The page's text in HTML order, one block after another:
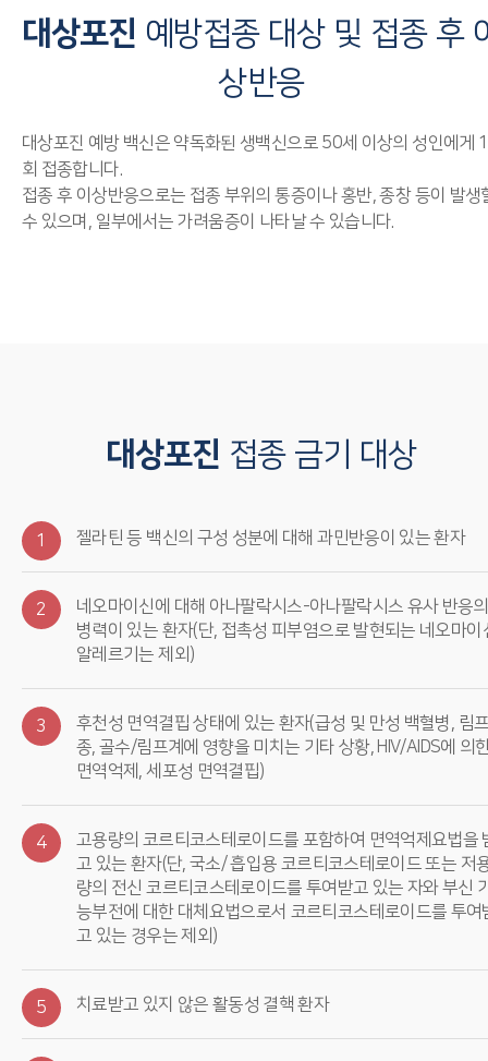
대상포진 예방접종 대상 및 접종 후
상반응
대상포진 예방 백신은 약독화된 생백신으로 50세 이상의 성인에게 1
회 접종합니다.
접종 후 이상반응으로는 접종 부위의 통증이나 홍반, 종창 등이 발생
수 있으며, 일부에서는 가려움증이 나타날 수 있습니다.
대상포진 접종 금기 대상
1 젤라틴 등 백신의 구성 성분에 대해 과민반응이 있는 환자
2
네오마이신에 대해 아나팔락시스-아나팔락시스 유사 반응의
병력이 있는 환자(단, 접촉성 피부염으로 발현되는 네오마이
알레르기는 제외)
3
후천성 면역결핍 상태에 있는 환자(급성 및 만성 백혈병, 림
종, 골수/림프계에 영향을 미치는 기타 상황, HIV/AIDS에 의
면역억제, 세포성 면역결핍)
4
고용량의 코르티코스테로이드를 포함하여 면역억제요법을
고 있는 환자(단, 국소/ 흡입용 코르티코스테로이드 또는 저
량의 전신 코르티코스테로이드를 투여받고 있는 자와 부신
능부전에 대한 대체요법으로서 코르티코스테로이드를 투여
고 있는 경우는 제외)
5 치료받고 있지 않은 활동성 결핵 환자